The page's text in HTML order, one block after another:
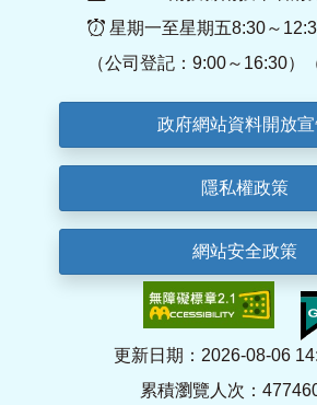
星期一至星期五8:30～
（公司登記：9:00～16:30）
政府網站資料開放
隱私權政策
網站安全政策
更新日期：2026-08-06
累積瀏覽人次：